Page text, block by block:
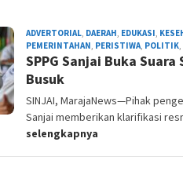
ADVERTORIAL, DAERAH, EDUKASI,
PEMERINTAHAN, PERISTIWA, POLITIK,
SPPG Sanjai Buka
Busuk
SINJAI, MarajaNews—Pihak
Sanjai memberikan klarifikasi
selengkapnya